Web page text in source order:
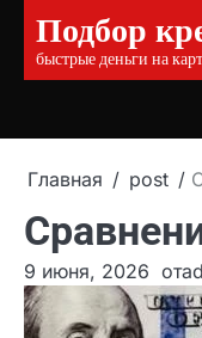
содержимому
Подбор
быстрые деньги на
Главная post
9 июня, 2026 от